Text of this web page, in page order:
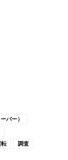
バー）
調査